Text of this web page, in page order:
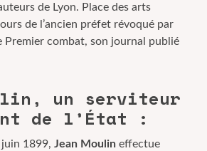
de Lyon. Place des arts
de l’ancien préfet révoqué par
Premier combat, son journal publié
un serviteur
de l’État :
juin 1899, Jean Moulin effectue